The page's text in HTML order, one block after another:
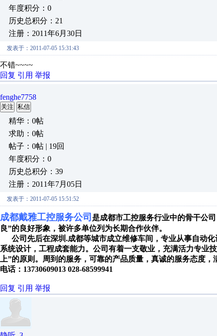
年度积分：0
历史总积分：21
注册：2011年6月30日
发表于：2011-07-05 15:31:43
不错~~~~
回复 引用 举报
fenghe7758
关注 私信
精华：0帖
求助：0帖
帖子：0帖 | 19回
年度积分：0
历史总积分：39
注册：2011年7月05日
发表于：2011-07-05 15:51:52
成都戴雅工控服务公司 是成都市工控服务行业中的骨干公
良”的良好形象，被许多单位列为长期合作伙伴。
公司先后在深圳 .成都等城市成立维修车间，专业从事自动
系统设计，工程成套能力。公司有着一支敬业，充满活力专业
上”的原则。周到的服务，可靠的产品质量，真诚的服务态度，
电话： 13730609013 028-68599941
回复 引用 举报